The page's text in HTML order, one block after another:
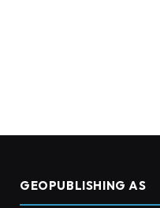
GEOPUBLISHING AS